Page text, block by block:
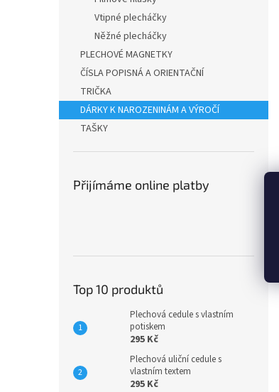
Vtipné plecháčky
Něžné plecháčky
PLECHOVÉ MAGNETKY
ČÍSLA POPISNÁ A ORIENTAČNÍ
TRIČKA
DÁRKY K NAROZENINÁM A VÝROČÍ
TAŠKY
Přijímáme online platby
Top 10 produktů
Plechová cedule s vlastním
potiskem
295 Kč
Plechová uliční cedule s
vlastním textem
295 Kč